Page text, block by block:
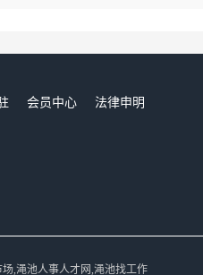
会员中心
法律申明
,渑池人事人才网,渑池找工作